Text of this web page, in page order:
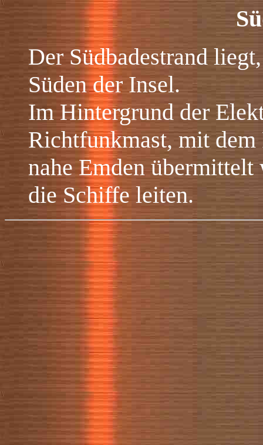
Der Südbadestrand
Süden der Insel.
Im Hintergrund der
Richtfunkmast, mit
nahe Emden
die Schiffe leiten.